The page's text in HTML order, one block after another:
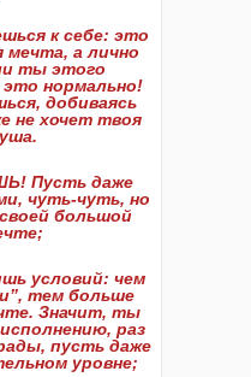
к себе: это
мечта, а лично
ты этого
нормально!
добиваясь
не хочет твоя
Пусть даже
чуть-чуть, но
большой
условий: чем
тем больше
Значит, ты
раз
пусть даже
уровне;